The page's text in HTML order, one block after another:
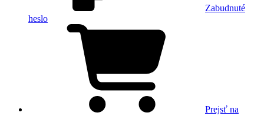
Zabudnuté
heslo
Prejsť na